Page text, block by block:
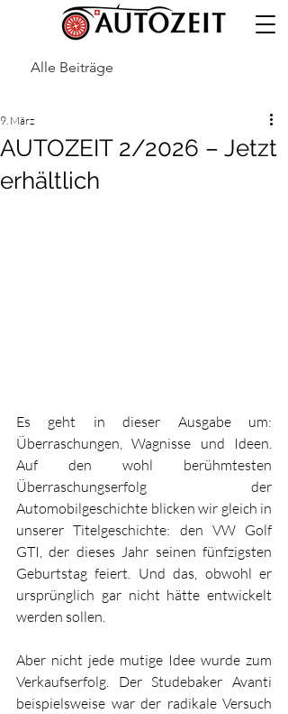
Alle Beiträge
AUTOZEIT 2/2026 – Jetzt
erhältlich
9. März
Es geht in dieser Ausgabe um:
Überraschungen, Wagnisse und Ideen.
Auf den wohl berühmtesten
Überraschungserfolg der
Automobilgeschichte blicken wir gleich in
unserer Titelgeschichte: den VW Golf
GTI, der dieses Jahr seinen fünfzigsten
Geburtstag feiert. Und das, obwohl er
ursprünglich gar nicht hätte entwickelt
werden sollen.
Aber nicht jede mutige Idee wurde zum
Verkaufserfolg. Der Studebaker Avanti
beispielsweise war der radikale Versuch